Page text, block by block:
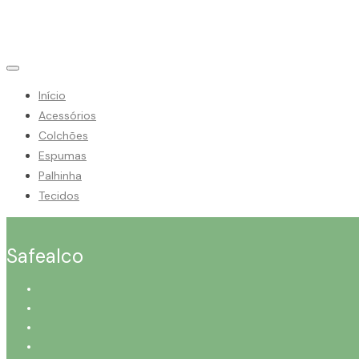
Início
Acessórios
Colchões
Espumas
Palhinha
Tecidos
Safealco